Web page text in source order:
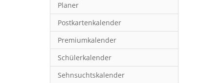
Planer
Postkartenkalender
Premiumkalender
Schülerkalender
Sehnsuchtskalender